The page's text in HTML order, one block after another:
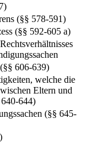
(§§ 578-591)
(§§ 592-605 a)
606-639)
welche die
Eltern und
644)
(§§ 645-